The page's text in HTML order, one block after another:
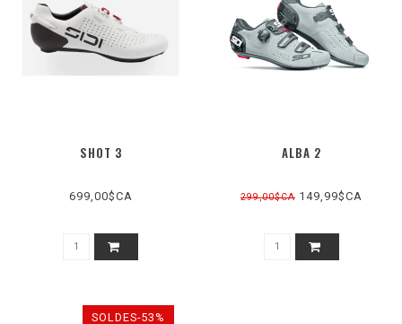
SHOT 3
699,00$CA
ALBA 2
299,00$CA 149,99$CA
SOLDES-53%